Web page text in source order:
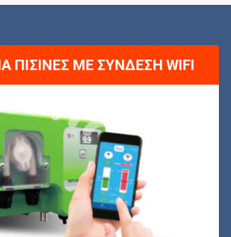
ΠΙΣΊΝΕΣ ΜΕ ΣΎΝΔΕΣΗ WIFI